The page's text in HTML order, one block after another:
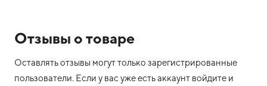
Отзывы о товаре
Оставлять отзывы могут только зарегистрированные
пользователи. Если у вас уже есть аккаунт войдите и